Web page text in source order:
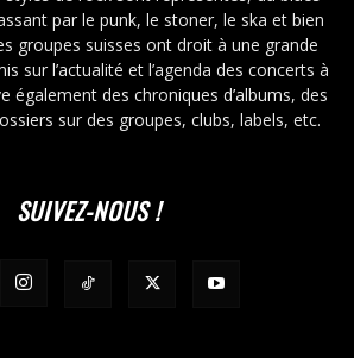
par le punk, le stoner, le ska et bien
groupes suisses ont droit à une grande
sur l’actualité et l’agenda des concerts à
également des chroniques d’albums, des
sur des groupes, clubs, labels, etc.
SUIVEZ-NOUS !